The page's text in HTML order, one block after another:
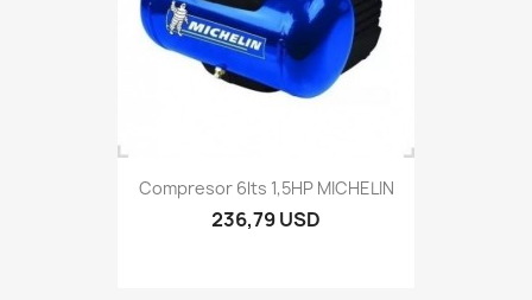
Compresor 6lts 1,5HP MICHELIN
236,79 USD